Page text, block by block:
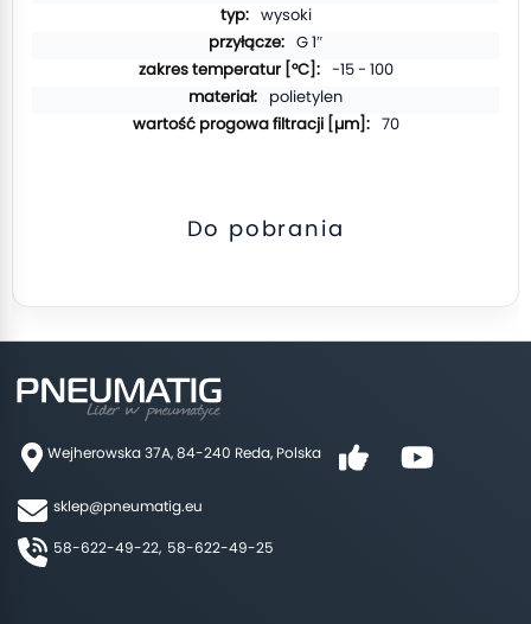
wysoki
G 1″
-15 - 100
polietylen
70
Do pobrania
Wejherowska 37A, 84-240 Reda, Polska
sklep@pneumatig.eu
58-622-49-22, 58-622-49-25